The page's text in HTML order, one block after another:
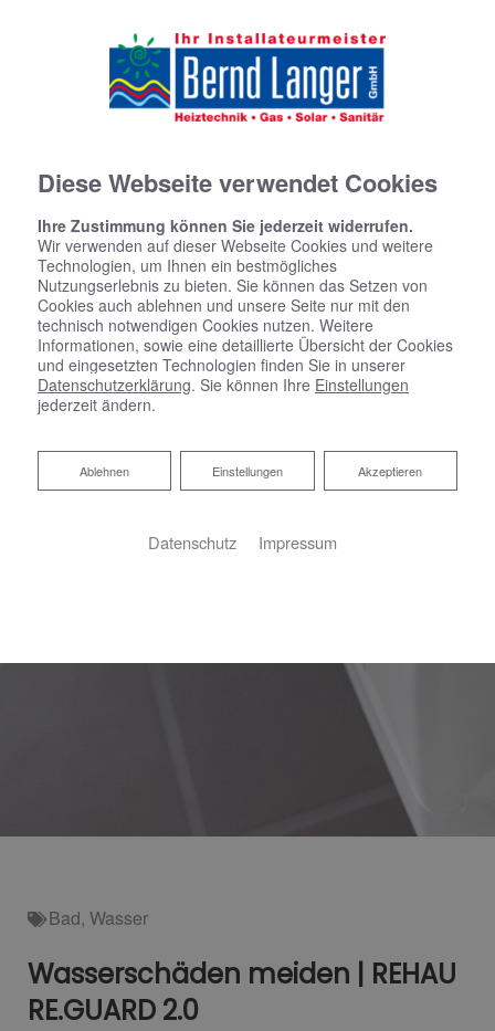
Bad, Wasser
Wasserschäden meiden | REHAU
RE.GUARD 2.0
Diese Webseite verwendet Cookies
Ihre Zustimmung können Sie jederzeit widerrufen.
Wir verwenden auf dieser Webseite Cookies und weitere
Technologien, um Ihnen ein bestmögliches
Nutzungserlebnis zu bieten. Sie können das Setzen von
Cookies auch ablehnen und unsere Seite nur mit den
technisch notwendigen Cookies nutzen. Weitere
Informationen, sowie eine detaillierte Übersicht der Cookies
und eingesetzten Technologien finden Sie in unserer
Datenschutzerklärung. Sie können Ihre Einstellungen
jederzeit ändern.
Akzeptieren
Einstellungen
Ablehnen
Ablehnen
Datenschutz Impressum